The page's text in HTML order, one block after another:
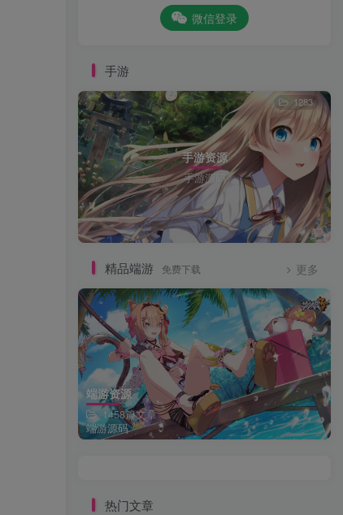
微信登录
手游
手游资源
手游源码
1283
精品端游 免费下载 更多
端游资源
1458篇文章
端游源码
热门文章